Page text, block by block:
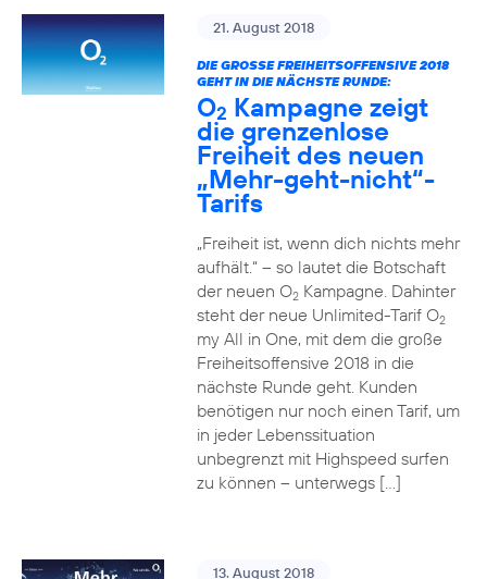
21. August 2018
DIE GROSSE FREIHEITSOFFENSIVE 2018 G
EHT IN DIE NÄCHSTE RUNDE:
O2 Kampagne zeigt
die grenzenlose
Freiheit des neuen
„Mehr-geht-nicht“-
Tarifs
„Freiheit ist, wenn dich nichts mehr
aufhält.“ – so lautet die Botschaft
der neuen O2Kampagne. Dahinter
steht der neue Unlimited-Tarif O2
my All in One, mit dem die große
Freiheitsoffensive 2018 in die
nächste Runde geht. Kunden
benötigen nur noch einen Tarif, um
in jeder Lebenssituation
unbegrenzt mit Highspeed surfen
zu können – unterwegs […]
13. August 2018